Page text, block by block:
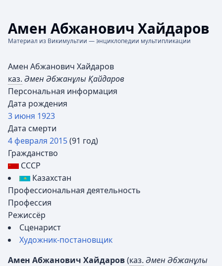
Амен Абжанович Хайдаров
Материал из Викимультии — энциклопедии мультипликации
Амен Абжанович Хайдаров
каз. Әмен Әбжанұлы Қайдаров
Персональная информация
Дата рождения
3 июня 1923
Дата смерти
4 февраля 2015(91 год)
Гражданство
СССР
Казахстан
Профессиональная деятельность
Профессия
Режиссёр
Сценарист
Художник-постановщик
Амен Абжанович Хайдаров(каз. Әмен Әбжанұлы